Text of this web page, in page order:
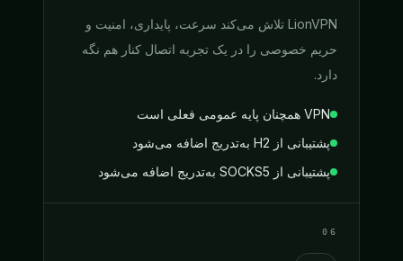
LionVPN تلاش می‌کند سرعت، پایداری، امنیت و
حریم خصوصی را در یک تجربه اتصال کنار هم نگه
VPN همچنان پایه عمومی فعلی است
پشتیبانی از H2 به‌تدریج اضافه می‌شود
پشتیبانی از SOCKS5 به‌تدریج اضافه می‌شود